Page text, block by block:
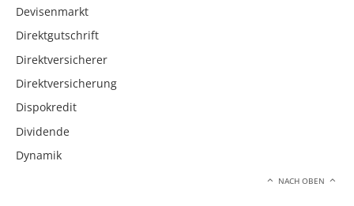
Devisenmarkt
Direktgutschrift
Direktversicherer
Direktversicherung
Dispokredit
Dividende
Dynamik
NACH OBEN